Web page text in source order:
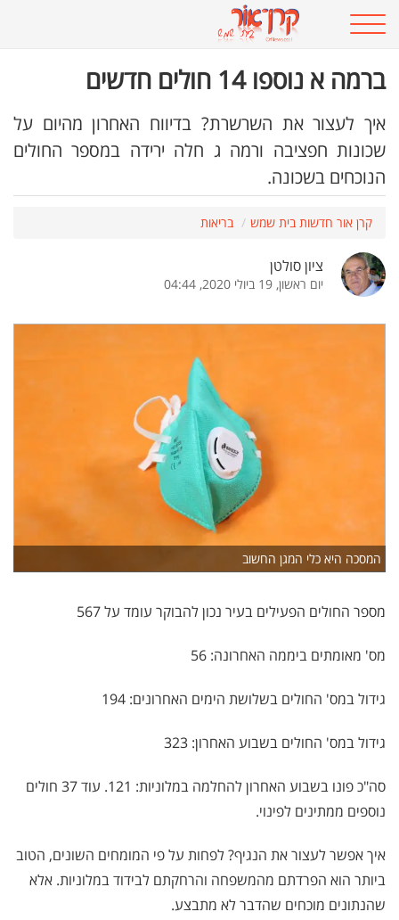
ברמה א נוספו 14 חולים חדשים
איך לעצור את השרשרת? בדיווח האחרון מהיום על
שכונות חפציבה ורמה ג חלה ירידה במספר החולים
הנוכחים בשכונה.
קרן אור חדשות בית שמש בריאות
ציון סולטן
יום ראשון, 19 ביולי 2020, 04:44
המסכה היא כלי המגן החשוב
מספר החולים הפעילים בעיר נכון להבוקר עומד על 567
מס' מאומתים ביממה האחרונה: 56
גידול במס' החולים בשלושת הימים האחרונים: 194
גידול במס' החולים בשבוע האחרון: 323
סה"כ פונו בשבוע האחרון להחלמה במלוניות: 121. עוד 37 חולים
נוספים ממתינים לפינוי.
איך אפשר לעצור את הנגיף? לפחות על פי המומחים השונים, הטוב
ביותר הוא הפרדתם מהמשפחה והרחקתם לבידוד במלוניות. אלא
שהנתונים מוכחים שהדבר לא מתבצע.